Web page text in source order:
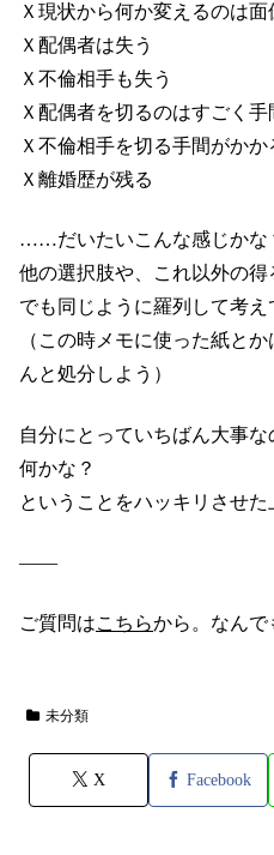
Ｘ現状から何か変えるのは面
Ｘ配偶者は失う
Ｘ不倫相手も失う
Ｘ配偶者を切るのはすごく手
Ｘ不倫相手を切る手間がかか
Ｘ離婚歴が残る
……だいたいこんな感じかな
他の選択肢や、これ以外の
でも同じように羅列して考え
（この時メモに使った紙と
んと処分しよう）
自分にとっていちばん大事
何かな？
ということをハッキリさせた
――
ご質問はこちらから。なんで
未分類
X Facebook